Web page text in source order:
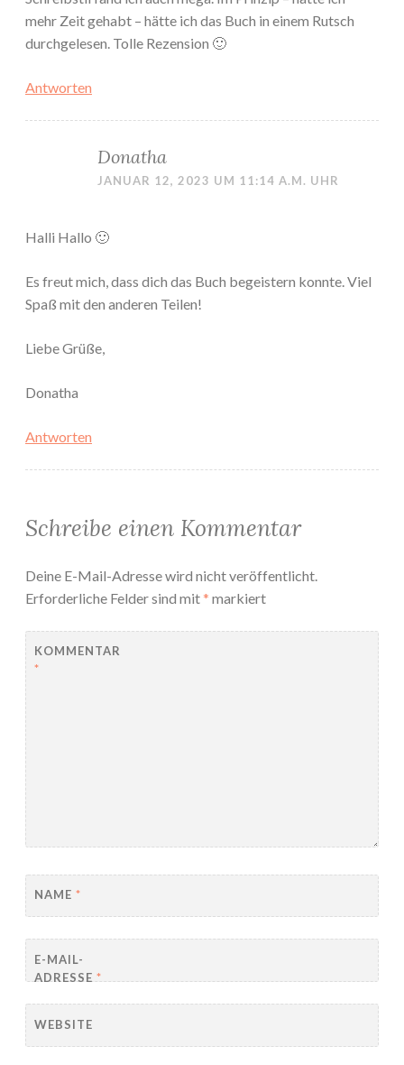
mehr Zeit gehabt – hätte ich das Buch in einem Rutsch
durchgelesen. Tolle Rezension 🙂
Antworten
Donatha
JANUAR 12, 2023 UM 11:14 A.M. UHR
Halli Hallo 🙂
Es freut mich, dass dich das Buch begeistern konnte. Viel
Spaß mit den anderen Teilen!
Liebe Grüße,
Donatha
Antworten
Schreibe einen Kommentar
Deine E-Mail-Adresse wird nicht veröffentlicht.
Erforderliche Felder sind mit* markiert
KOMMENTAR
*
NAME *
E-MAIL-
ADRESSE *
WEBSITE